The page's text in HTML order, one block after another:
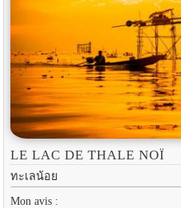
LE LAC DE THALE NOÏ
ทะเลน้อย
Mon avis :